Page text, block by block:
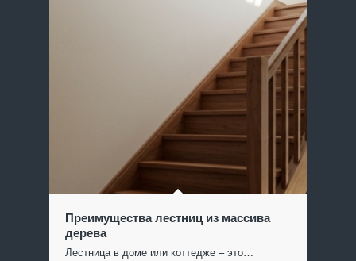
Преимущества лестниц из массива
дерева
Лестница в доме или коттедже – это…